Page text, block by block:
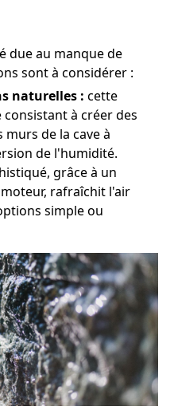
due au manque de
sont à considérer :
naturelles : cette
à créer des
de la cave à
de l'humidité.
grâce à un
rafraîchit l'air
simple ou